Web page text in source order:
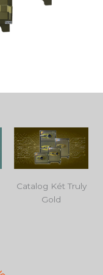
Catalog Két Truly
Gold